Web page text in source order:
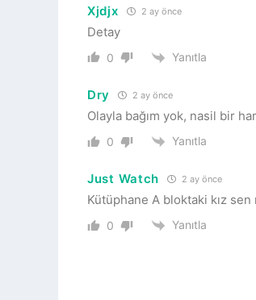
Xjdjx 2 ay önce
Detay
0 Yanıtla
Dry 2 ay önce
Olayla bağım yok, nasil bir
0 Yanıtla
Just Watch 2 ay önce
Kütüphane A bloktaki kız sen
0 Yanıtla